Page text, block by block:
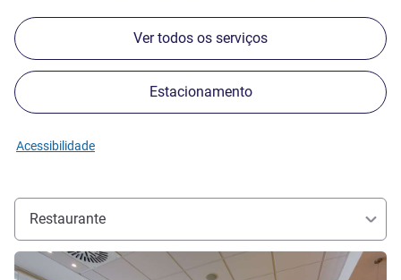
Ver todos os serviços
Estacionamento
Acessibilidade
Restaurante
Ver detalhes